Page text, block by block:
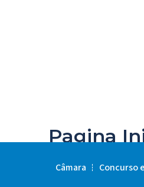
Pagina
Câmara Concurso